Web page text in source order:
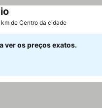
de Centro da cidade
ver os preços exatos.